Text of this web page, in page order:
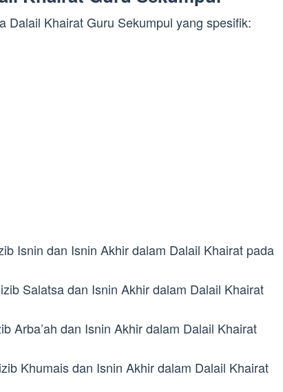
Dalail Khairat Guru Sekumpul yang spesifik:
Isnin dan Isnin Akhir dalam Dalail Khairat pada
Salatsa dan Isnin Akhir dalam Dalail Khairat
Arba’ah dan Isnin Akhir dalam Dalail Khairat
Khumais dan Isnin Akhir dalam Dalail Khairat